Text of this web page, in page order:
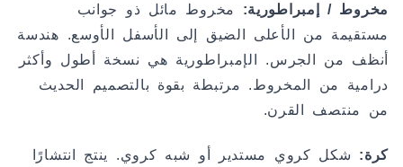
مخروط / إمبراطورية: مخروط مائل ذو جوانب
مستقيمة من الأعلى الضيق إلى الأسفل الأوسع. هندسة
أنظف من الجرس. الإمبراطورية هي نسخة أطول وأكثر
درامية من المخروط. مرتبطة بقوة بالتصميم الحديث
من منتصف القرن.
كرة: شكل كروي مستدير أو شبه كروي. ينتج انتشارًا